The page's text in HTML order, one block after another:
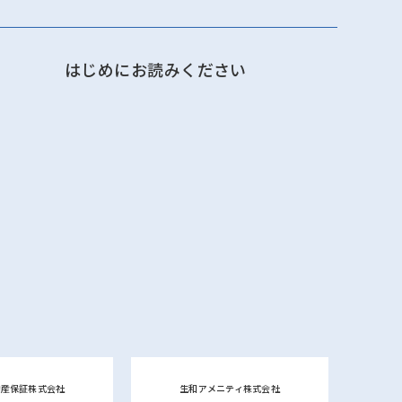
はじめにお読みください
保証株式会社 生和アメニティ株式会社